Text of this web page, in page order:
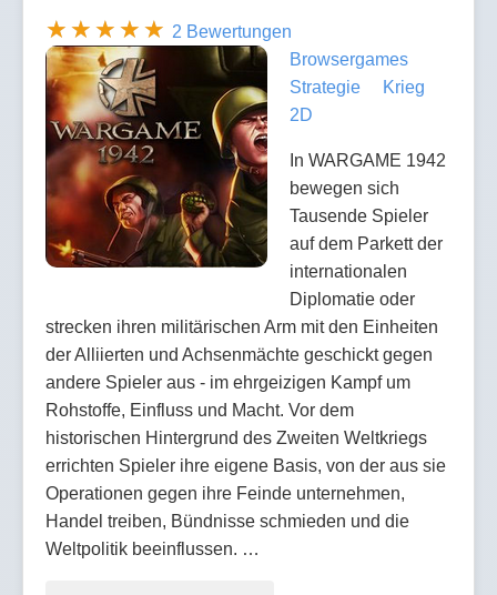
2 Bewertungen
Browsergames
Strategie
Krieg
2D
In WARGAME 1942
bewegen sich
Tausende Spieler
auf dem Parkett der
internationalen
Diplomatie oder
strecken ihren militärischen Arm mit den Einheiten
der Alliierten und Achsenmächte geschickt gegen
andere Spieler aus - im ehrgeizigen Kampf um
Rohstoffe, Einfluss und Macht. Vor dem
historischen Hintergrund des Zweiten Weltkriegs
errichten Spieler ihre eigene Basis, von der aus sie
Operationen gegen ihre Feinde unternehmen,
Handel treiben, Bündnisse schmieden und die
Weltpolitik beeinflussen. …